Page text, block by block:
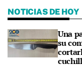
NOTICIAS DE HOY
Una
su